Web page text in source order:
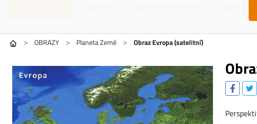
> OBRAZY > Planeta Země > Obraz Evropa (satelitní)